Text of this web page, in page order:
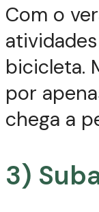
Com o
bicicleta.
por
chega a
3)